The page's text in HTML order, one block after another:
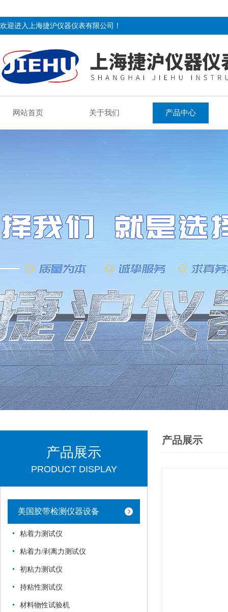
欢迎进入上海捷沪仪器仪表有限公司！
网站首页 关于我们 产品中心
产品展示
PRODUCT DISPLAY
美国胶带检测仪器设备
粘着力测试仪
粘着力/剥离力测试仪
初粘力测试仪
持粘性测试仪
材料物性试验机
产品展示